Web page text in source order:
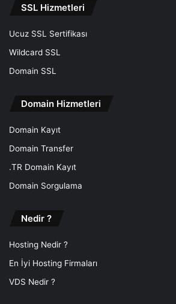
SSL Hizmetleri
Ucuz SSL Sertifikası
Wildcard SSL
Domain SSL
Domain Hizmetleri
Domain Kayıt
Domain Transfer
.TR Domain Kayıt
Domain Sorgulama
Nedir ?
Hosting Nedir ?
En İyi Hosting Firmaları
VDS Nedir ?